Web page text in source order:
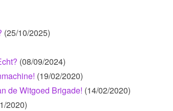
(25/10/2025)
(08/09/2024)
(19/02/2020)
de Witgoed Brigade! (14/02/2020)
2020)